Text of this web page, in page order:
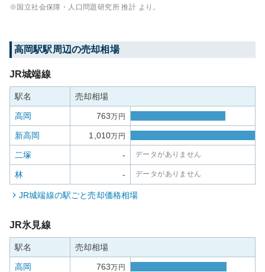
※国立社会保障・人口問題研究所 推計 より。
高岡駅駅周辺の売却相場
JR城端線
駅名 売却相場
高岡 763万円
新高岡 1,010万円
二塚 - データがありません
林 - データがありません
JR城端線の駅ごと売却価格相場
JR氷見線
駅名 売却相場
高岡 763万円